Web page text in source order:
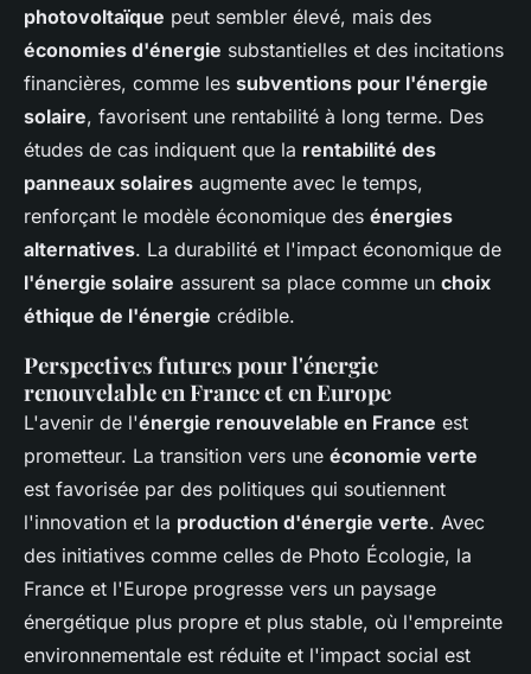
photovoltaïque peut sembler élevé, mais des
économies d'énergie substantielles et des incitations
financières, comme les subventions pour l'énergie
solaire, favorisent une rentabilité à long terme. Des
études de cas indiquent que la rentabilité des
panneaux solaires augmente avec le temps,
renforçant le modèle économique des énergies
alternatives. La durabilité et l'impact économique de
l'énergie solaire assurent sa place comme un choix
éthique de l'énergie crédible.
Perspectives futures pour l'énergie
renouvelable en France et en Europe
L'avenir de l'énergie renouvelable en France est
prometteur. La transition vers une économie verte
est favorisée par des politiques qui soutiennent
l'innovation et la production d'énergie verte. Avec
des initiatives comme celles de Photo Écologie, la
France et l'Europe progresse vers un paysage
énergétique plus propre et plus stable, où l'empreinte
environnementale est réduite et l'impact social est